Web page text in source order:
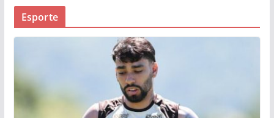
Esporte